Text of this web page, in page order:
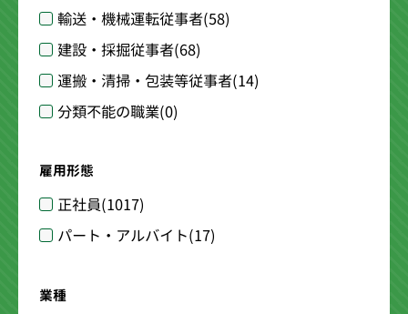
輸送・機械運転従事者(58)
建設・採掘従事者(68)
運搬・清掃・包装等従事者(14)
分類不能の職業(0)
雇用形態
正社員(1017)
パート・アルバイト(17)
業種